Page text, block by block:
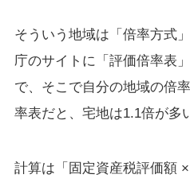
そういう地域は「倍率方式
庁のサイトに「評価倍率表
で、そこで自分の地域の倍
率表だと、宅地は1.1倍が多
計算は「固定資産税評価額